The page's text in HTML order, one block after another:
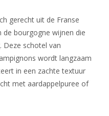
gerecht uit de Franse
de bourgogne wijnen die
Deze schotel van
wordt langzaam
in een zachte textuur
met aardappelpuree of